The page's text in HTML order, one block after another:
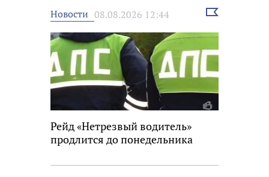
Новости 08.08.2026 12:44
Выбрать
Рейд «Нетрезвый водитель»
продлится до понедельника